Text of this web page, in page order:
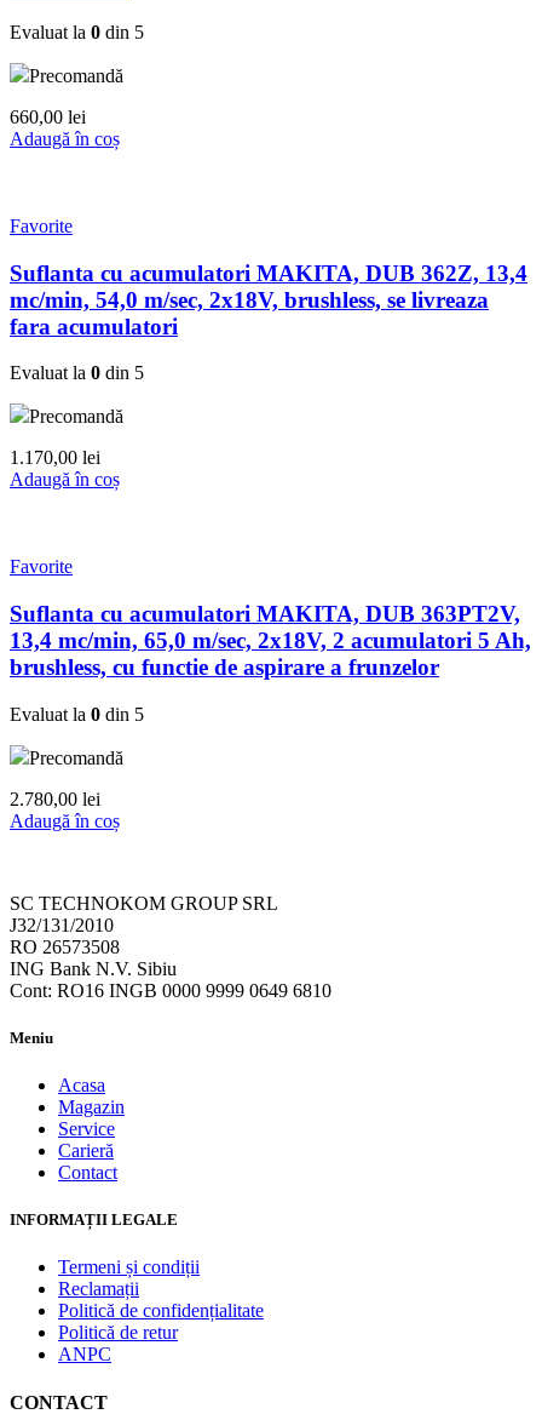
Evaluat la 0 din 5
Precomandă
660,00 lei
Adaugă în coș
Favorite
Suflanta cu acumulatori MAKITA, DUB 362Z, 13,4
mc/min, 54,0 m/sec, 2x18V, brushless, se livreaza
fara acumulatori
Evaluat la 0 din 5
Precomandă
1.170,00 lei
Adaugă în coș
Favorite
Suflanta cu acumulatori MAKITA, DUB 363PT2V,
13,4 mc/min, 65,0 m/sec, 2x18V, 2 acumulatori 5 Ah,
brushless, cu functie de aspirare a frunzelor
Evaluat la 0 din 5
Precomandă
2.780,00 lei
Adaugă în coș
SC TECHNOKOM GROUP SRL
J32/131/2010
RO 26573508
ING Bank N.V. Sibiu
Cont: RO16 INGB 0000 9999 0649 6810
Meniu
Acasa
Magazin
Service
Carieră
Contact
INFORMAȚII LEGALE
Termeni și condiții
Reclamații
Politică de confidențialitate
Politică de retur
ANPC
CONTACT